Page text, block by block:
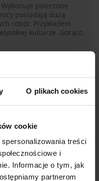
O plikach cookies
cookie
treści
i
Informacje o tym, jak
partnerom
poierzone
posiadają dużą
robót. Przykładem
kulturze. Gorąco
razem
— oddzwonimy!